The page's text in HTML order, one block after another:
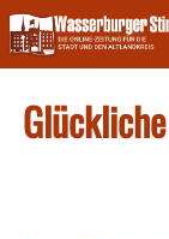
Skip
to
content